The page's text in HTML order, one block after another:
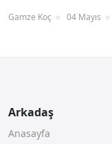
Gamze Koç 04 Mayıs
Arkadaş
Anasayfa